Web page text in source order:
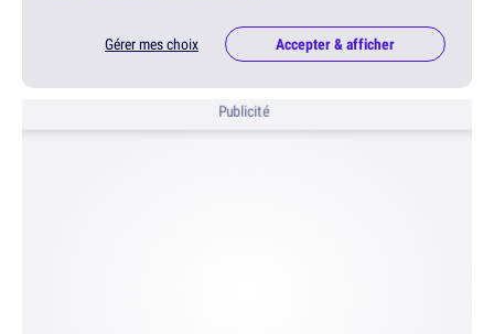
Gérer mes choix Accepter & afficher
Publicité